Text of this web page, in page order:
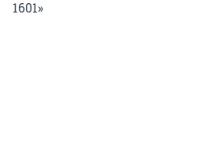
1601»